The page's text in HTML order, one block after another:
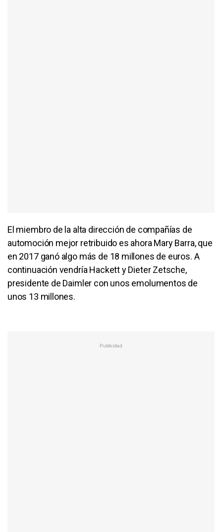
El miembro de la alta dirección de compañías de
automoción mejor retribuido es ahora Mary Barra, que
en 2017 ganó algo más de 18 millones de euros. A
continuación vendría Hackett y Dieter Zetsche,
presidente de Daimler con unos emolumentos de
unos 13 millones.